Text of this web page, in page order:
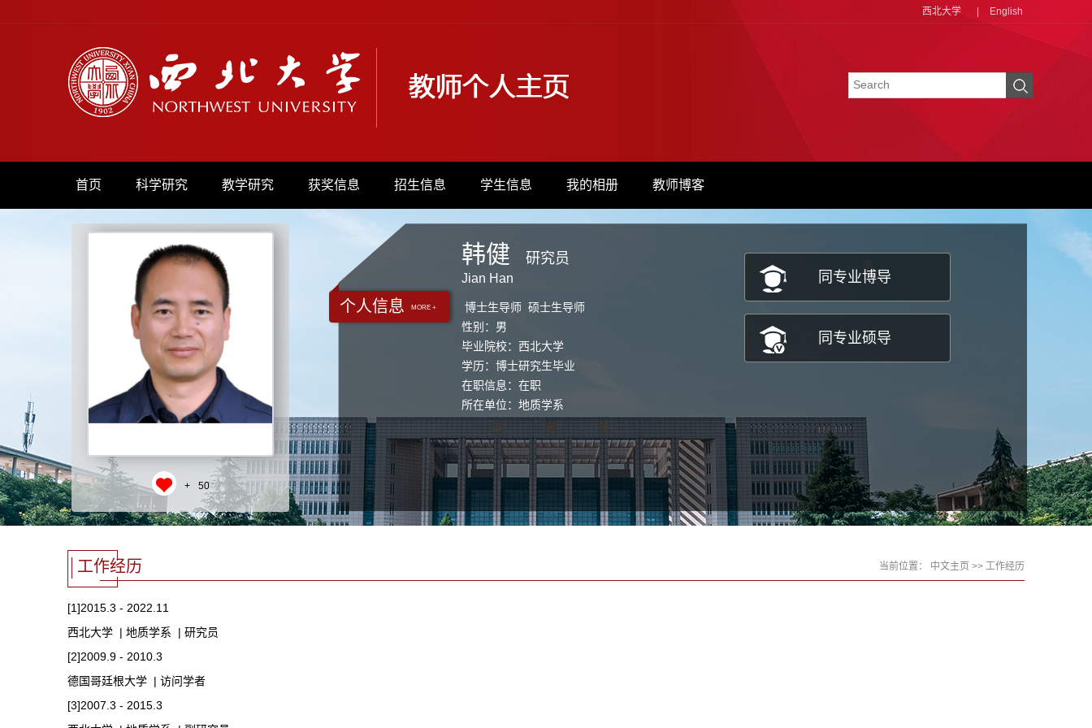
西北大学 English
首页 科学研究 教学研究 获奖信息 招生信息 学生信息 我的相册 教师博客
+ 50
个人信息 MORE +
韩健
Jian Han
研究员
博士生导师 硕士生导师
性别：男
毕业院校：西北大学
学历：博士研究生毕业
在职信息：在职
所在单位：地质学系
同专业博导
同专业硕导
工作经历 当前位置： 中文主页 >> 工作经历
[1]2015.3 - 2022.11
西北大学 | 地质学系 | 研究员
[2]2009.9 - 2010.3
德国哥廷根大学 | 访问学者
[3]2007.3 - 2015.3